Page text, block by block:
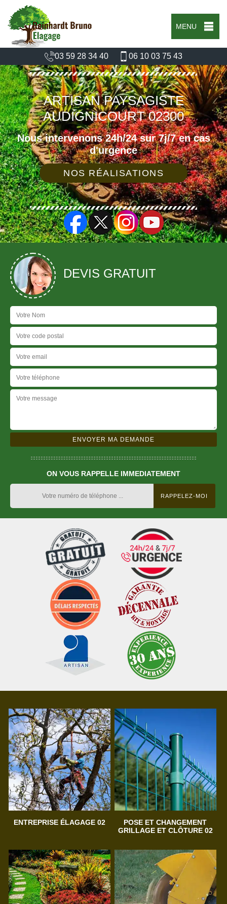
MENU
03 59 28 34 40 06 10 03 75 43
ARTISAN PAYSAGISTE
AUDIGNICOURT 02300
Nous intervenons 24h/24 sur 7j/7 en cas
d'urgence
NOS RÉALISATIONS
DEVIS GRATUIT
ON VOUS RAPPELLE IMMEDIATEMENT
ENTREPRISE ÉLAGAGE 02
POSE ET CHANGEMENT
GRILLAGE ET CLÔTURE 02